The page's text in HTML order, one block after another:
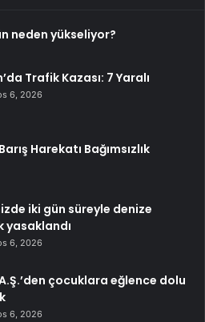
neden yükseliyor?
Trafik Kazası: 7 Yaralı
6, 2026
Harekatı Bağımsızlık
iki gün süreyle denize
yasaklandı
6, 2026
çocuklara eğlence dolu
6, 2026